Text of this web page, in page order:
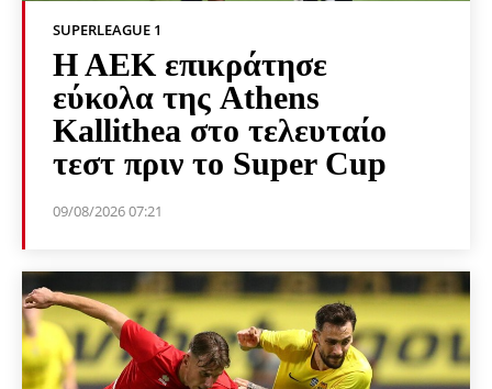
SUPERLEAGUE 1
Η ΑΕΚ επικράτησε
εύκολα της Athens
Kallithea στο τελευταίο
τεστ πριν το Super Cup
09/08/2026 07:21